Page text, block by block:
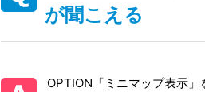
が聞こえる
OPTION「ミニマップ表示